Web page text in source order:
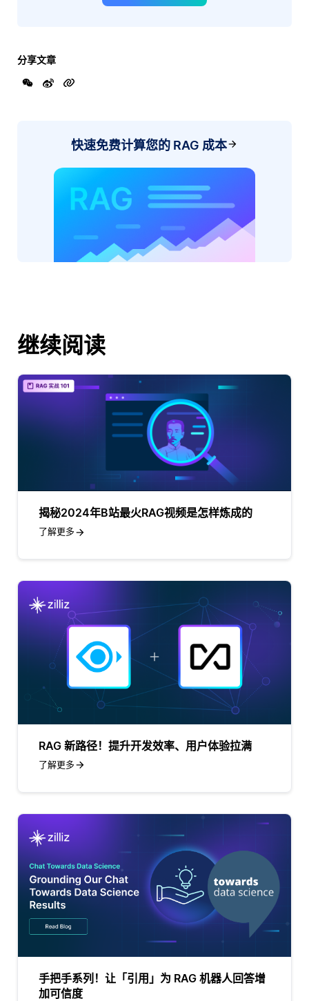
分享文章
快速免费计算您的 RAG 成本
继续阅读
揭秘2024年B站最火RAG视频是怎样炼成的
了解更多
RAG 新路径！提升开发效率、用户体验拉满
了解更多
手把手系列！让「引用」为 RAG 机器人回答增
加可信度